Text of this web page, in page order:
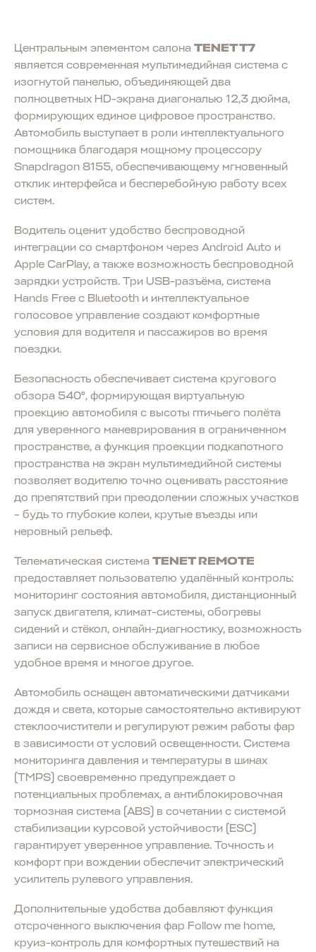
Центральным элементом салона TENET T7
является современная мультимедийная система с
изогнутой панелью, объединяющей два
полноцветных HD-экрана диагональю 12,3 дюйма,
формирующих единое цифровое пространство.
Автомобиль выступает в роли интеллектуального
помощника благодаря мощному процессору
Snapdragon 8155, обеспечивающему мгновенный
отклик интерфейса и бесперебойную работу всех
систем.
Водитель оценит удобство беспроводной
интеграции со смартфоном через Android Auto и
Apple CarPlay, а также возможность беспроводной
зарядки устройств. Три USB-разъёма, система
Hands Free с Bluetooth и интеллектуальное
голосовое управление создают комфортные
условия для водителя и пассажиров во время
поездки.
Безопасность обеспечивает система кругового
обзора 540°, формирующая виртуальную
проекцию автомобиля с высоты птичьего полёта
для уверенного маневрирования в ограниченном
пространстве, а функция проекции подкапотного
пространства на экран мультимедийной системы
позволяет водителю точно оценивать расстояние
до препятствий при преодолении сложных участков
– будь то глубокие колеи, крутые въезды или
неровный рельеф.
Телематическая система TENET REMOTE
предоставляет пользователю удалённый контроль:
мониторинг состояния автомобиля, дистанционный
запуск двигателя, климат-системы, обогревы
сидений и стёкол, онлайн-диагностику, возможность
записи на сервисное обслуживание в любое
удобное время и многое другое.
Автомобиль оснащен автоматическими датчиками
дождя и света, которые самостоятельно активируют
стеклоочистители и регулируют режим работы фар
в зависимости от условий освещенности. Система
мониторинга давления и температуры в шинах
(TMPS) своевременно предупреждает о
потенциальных проблемах, а антиблокировочная
тормозная система (ABS) в сочетании с системой
стабилизации курсовой устойчивости (ESC)
гарантирует уверенное управление. Точность и
комфорт при вождении обеспечит электрический
усилитель рулевого управления.
Дополнительные удобства добавляют функция
отсроченного выключения фар Follow me home,
круиз-контроль для комфортных путешествий на